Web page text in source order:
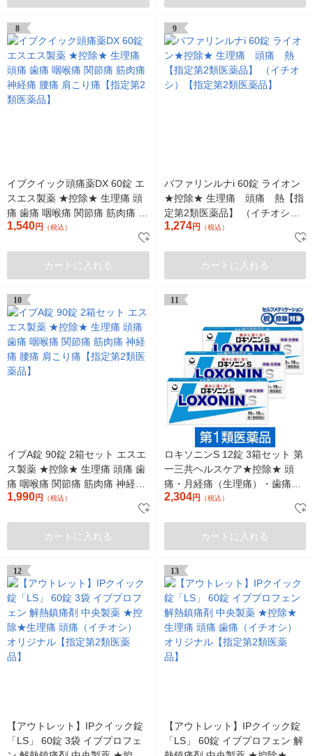
8
イブクイック頭痛薬DX 60錠 エ
スエス製薬 ★控除★ 生理痛 頭
痛 歯痛 咽喉痛 関節痛 筋肉痛 神
経痛 腰痛 肩こり痛【指定第2類
1,540円 （税込）
カートに入れる
9
バファリンルナi 60錠 ライオン
★控除★ 生理痛 頭痛 熱【指
定第2類医薬品】 （イチオシ）
【指定第2類医薬品】
1,274円 （税込）
カートに入れる
10
イブA錠 90錠 2箱セット エスエ
ス製薬 ★控除★ 生理痛 頭痛 歯
痛 咽喉痛 関節痛 筋肉痛 神経痛
腰痛 肩こり痛【指定第2類医薬
1,990円 （税込）
カートに入れる
11
ロキソニンS 12錠 3箱セット 第
一三共ヘルスケア★控除★ 頭
痛・月経痛（生理痛）・歯痛・
腰痛に（イチオシ）【第1類医
2,304円 （税込）
カートに入れる
12
【アウトレット】IPクイック錠
「LS」 60錠 3袋 イブプロフェ
13
【アウトレット】IPクイック錠
「LS」 60錠 イブプロフェン 解